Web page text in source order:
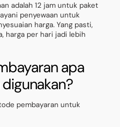
adalah 12 jam untuk paket
penyewaan untuk
harga. Yang pasti,
harga per hari jadi lebih
apa
pembayaran untuk